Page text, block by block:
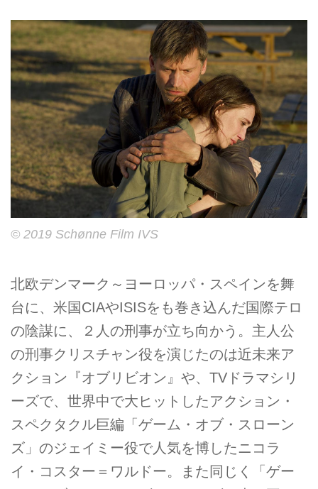
© 2019 Schønne Film IVS
北欧デンマーク～ヨーロッパ・スペインを舞
台に、米国CIAやISISをも巻き込んだ国際テロ
の陰謀に、２人の刑事が立ち向かう。主人公
の刑事クリスチャン役を演じたのは近未来ア
クション『オブリビオン』や、TVドラマシリ
ーズで、世界中で大ヒットしたアクション・
スペクタクル巨編「ゲーム・オブ・スローン
ズ」のジェイミー役で人気を博したニコラ
イ・コスター＝ワルドー。また同じく「ゲー